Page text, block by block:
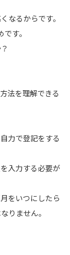
なるからです。
す。
法を理解できる
力で登記をする
入力する必要が
をいつにしたら
りません。